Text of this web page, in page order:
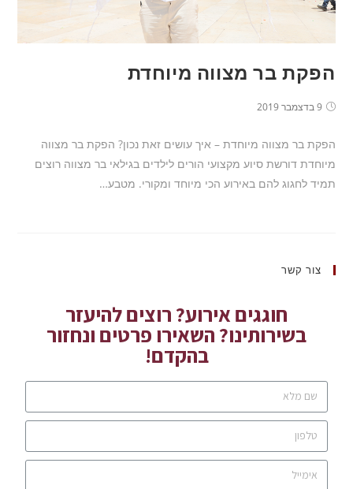
הפקת בר מצווה מיוחדת
9 בדצמבר 2019
הפקת בר מצווה מיוחדת – איך עושים זאת נכון? הפקת בר מצווה
מיוחדת דורשת סיוע מקצועי הורים לילדים בגילאי בר מצווה רוצים
תמיד לחגוג להם באירוע הכי מיוחד ומקורי. מטבע…
צור קשר
חוגגים אירוע? רוצים להיעזר
בשירותינו? השאירו פרטים ונחזור
בהקדם!